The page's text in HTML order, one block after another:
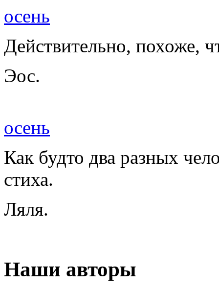
осень
Действительно, похоже,
Эос.
осень
Как будто два разных
стиха.
Ляля.
Наши авторы